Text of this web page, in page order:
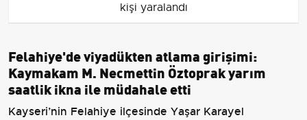
kişi yaralandı
Felahiye'de viyadükten atlama girişimi:
Kaymakam M. Necmettin Öztoprak yarım
saatlik ikna ile müdahale etti
Kayseri’nin Felahiye ilçesinde Yaşar Karayel